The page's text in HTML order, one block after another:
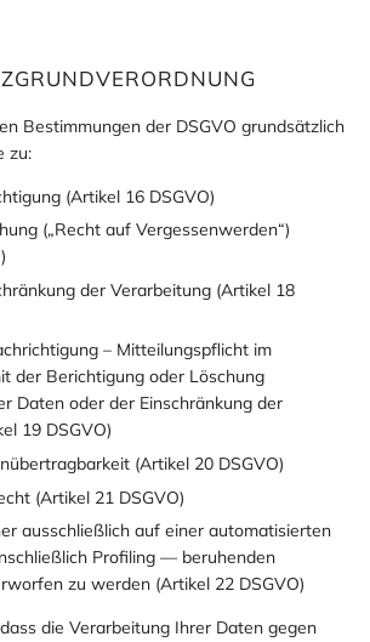
Bestimmungen der DSGVO grundsätzlich
zu:
(Artikel 16 DSGVO)
(„Recht auf Vergessenwerden“)
der Verarbeitung (Artikel 18
– Mitteilungspflicht im
der Berichtigung oder Löschung
Daten oder der Einschränkung der
19 DSGVO)
(Artikel 20 DSGVO)
(Artikel 21 DSGVO)
ausschließlich auf einer automatisierten
Profiling — beruhenden
zu werden (Artikel 22 DSGVO)
die Verarbeitung Ihrer Daten gegen